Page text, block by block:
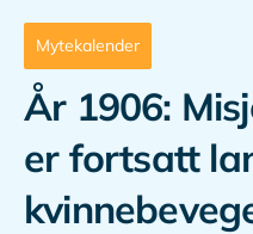
Mytekalender
År 1906:
er fortsatt